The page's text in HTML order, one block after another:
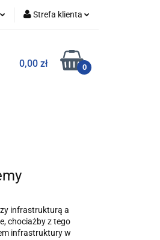
Strefa klienta
Zarejestruj się
0,00 zł 0
infrastrukturą a
chociażby z tego
infrastruktury w